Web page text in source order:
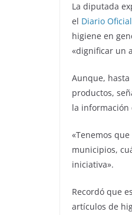
La diputada
el Diario Oficial
higiene en
«dignificar un
Aunque,
productos,
la información
«Tenemos
municipios,
iniciativa».
Recordó que
artículos de